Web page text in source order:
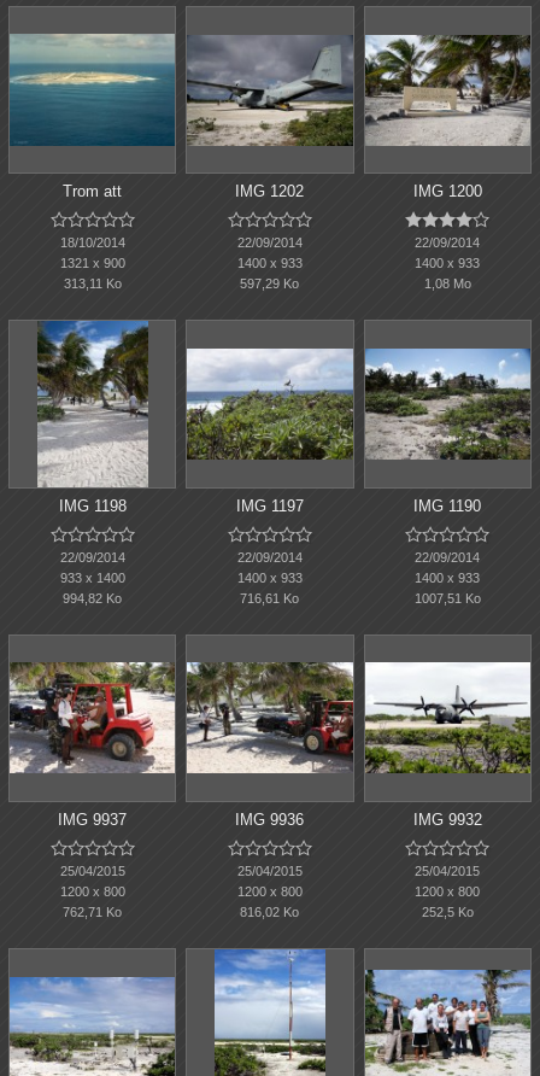
Trom att

18/10/2014
1321 x 900
313,11 Ko
IMG 1202

22/09/2014
1400 x 933
597,29 Ko
IMG 1200

22/09/2014
1400 x 933
1,08 Mo
IMG 1198

22/09/2014
933 x 1400
994,82 Ko
IMG 1197

22/09/2014
1400 x 933
716,61 Ko
IMG 1190

22/09/2014
1400 x 933
1007,51 Ko
IMG 9937

25/04/2015
1200 x 800
762,71 Ko
IMG 9936

25/04/2015
1200 x 800
816,02 Ko
IMG 9932

25/04/2015
1200 x 800
252,5 Ko